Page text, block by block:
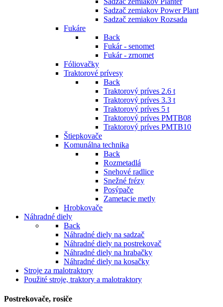
Sadzač zemiakov Power Plant
Sadzač zemiakov Rozsada
Fukáre
Back
Fukár - senomet
Fukár - zrnomet
Fóliovačky
Traktorové prívesy
Back
Traktorový príves 2.6 t
Traktorový príves 3.3 t
Traktorový príves 5 t
Traktorový príves PMTB08
Traktorový príves PMTB10
Štiepkovače
Komunálna technika
Back
Rozmetadlá
Snehové radlice
Snežné frézy
Posýpače
Zametacie metly
Hrobkovače
Náhradné diely
Back
Náhradné diely na sadzač
Náhradné diely na postrekovač
Náhradné diely na hrabačky
Náhradné diely na kosačky
Stroje za malotraktory
Použité stroje, traktory a malotraktory
Postrekovače, rosiče